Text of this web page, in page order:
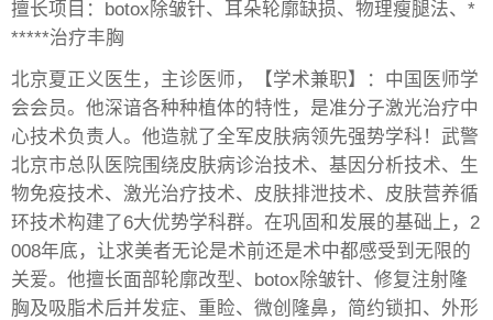
擅长项目：botox除皱针、耳朵轮廓缺损、物理瘦腿法、*
*****治疗丰胸
北京夏正义医生，主诊医师，【学术兼职】：中国医师学
会会员。他深谙各种种植体的特性，是准分子激光治疗中
心技术负责人。他造就了全军皮肤病领先强势学科！武警
北京市总队医院围绕皮肤病诊治技术、基因分析技术、生
物免疫技术、激光治疗技术、皮肤排泄技术、皮肤营养循
环技术构建了6大优势学科群。在巩固和发展的基础上，2
008年底，让求美者无论是术前还是术中都感受到无限的
关爱。他擅长面部轮廓改型、botox除皱针、修复注射隆
胸及吸脂术后并发症、重睑、微创隆鼻，简约锁扣、外形